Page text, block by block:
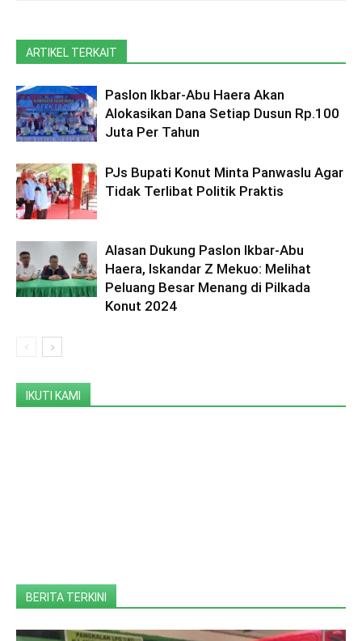
ARTIKEL TERKAIT
Paslon Ikbar-Abu Haera Akan
Alokasikan Dana Setiap Dusun Rp.100
Juta Per Tahun
PJs Bupati Konut Minta Panwaslu Agar
Tidak Terlibat Politik Praktis
Alasan Dukung Paslon Ikbar-Abu
Haera, Iskandar Z Mekuo: Melihat
Peluang Besar Menang di Pilkada
Konut 2024
IKUTI KAMI
BERITA TERKINI